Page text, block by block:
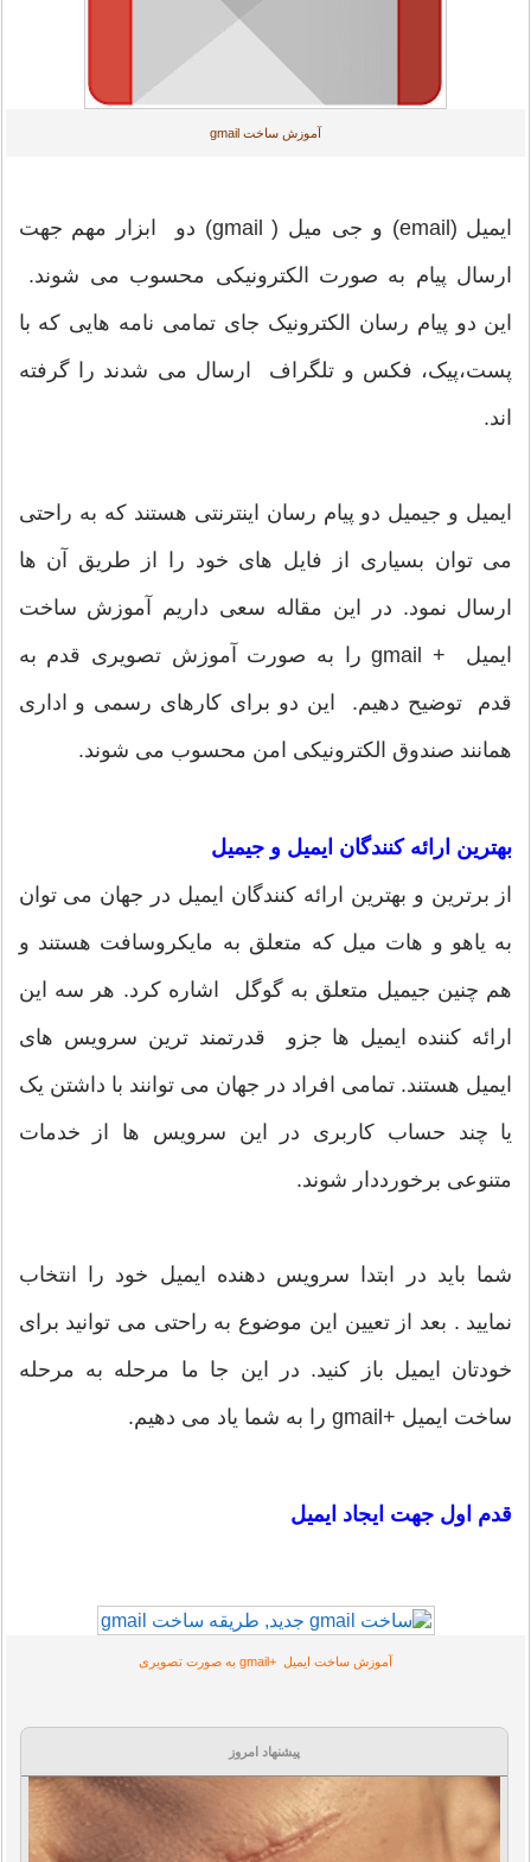
آموزش ساخت gmail
ایمیل (email) و جی میل ( gmail) دو ابزار مهم جهت
ارسال پیام به صورت الکترونیکی محسوب می شوند.
این دو پیام رسان الکترونیک جای تمامی نامه هایی که با
پست،پیک، فکس و تلگراف ارسال می شدند را گرفته
اند.
ایمیل و جیمیل دو پیام رسان اینترنتی هستند که به راحتی
می توان بسیاری از فایل های خود را از طریق آن ها
ارسال نمود. در این مقاله سعی داریم آموزش ساخت
ایمیل + gmail را به صورت آموزش تصویری قدم به
قدم توضیح دهیم. این دو برای کارهای رسمی و اداری
همانند صندوق الکترونیکی امن محسوب می شوند.
بهترین ارائه کنندگان ایمیل و جیمیل
از برترین و بهترین ارائه کنندگان ایمیل در جهان می توان
به یاهو و هات میل که متعلق به مایکروسافت هستند و
هم چنین جیمیل متعلق به گوگل اشاره کرد. هر سه این
ارائه کننده ایمیل ها جزو قدرتمند ترین سرویس های
ایمیل هستند. تمامی افراد در جهان می توانند با داشتن یک
یا چند حساب کاربری در این سرویس ها از خدمات
متنوعی برخورددار شوند.
شما باید در ابتدا سرویس دهنده ایمیل خود را انتخاب
نمایید . بعد از تعیین این موضوع به راحتی می توانید برای
خودتان ایمیل باز کنید. در این جا ما مرحله به مرحله
ساخت ایمیل +gmail را به شما یاد می دهیم.
قدم اول جهت ایجاد ایمیل
آموزش ساخت ایمیل +gmail به صورت تصویری
پیشنهاد امروز